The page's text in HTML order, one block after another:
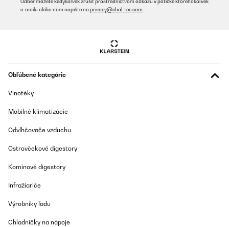
Odber môžete kedykoľvek zrušiť prostredníctvom odkazu v pätičke ktoréhokoľvek
e-mailu alebo nám napíšte na privacy@chal-tec.com.
Obľúbené kategórie
Vinotéky
Mobilné klimatizácie
Odvlhčovače vzduchu
Ostrovčekové digestory
Komínové digestory
Infražiariče
Výrobníky ľadu
Chladničky na nápoje